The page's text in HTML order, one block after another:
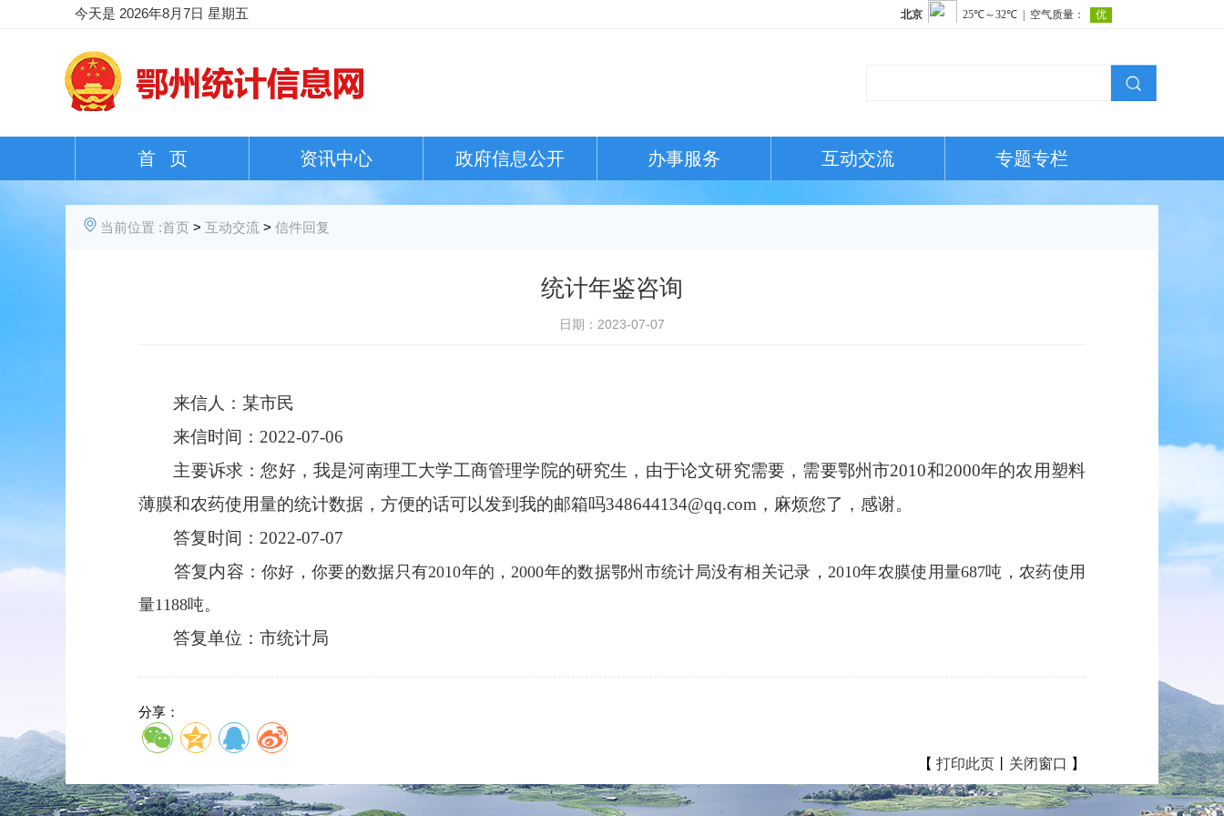
今天是 2026年8月7日 星期五
首 页 资讯中心 政府信息公开 办事服务 互动交流 专题专栏
当前位置 :首页 > 互动交流 > 信件回复
统计年鉴咨询
日期：2023-07-07
来信人：某市民
来信时间：2022-07-06
主要诉求：您好，我是河南理工大学工商管理学院的研究生，由于论文研究需要，需要鄂州市2010和2000年的农用塑料
薄膜和农药使用量的统计数据，方便的话可以发到我的邮箱吗348644134@qq.com，麻烦您了，感谢。
答复时间：2022-07-07
答复内容：你好，你要的数据只有2010年的，2000年的数据鄂州市统计局没有相关记录，2010年农膜使用量687吨，农药使用
量1188吨。
答复单位：市统计局
分享：
【 打印此页 关闭窗口 】